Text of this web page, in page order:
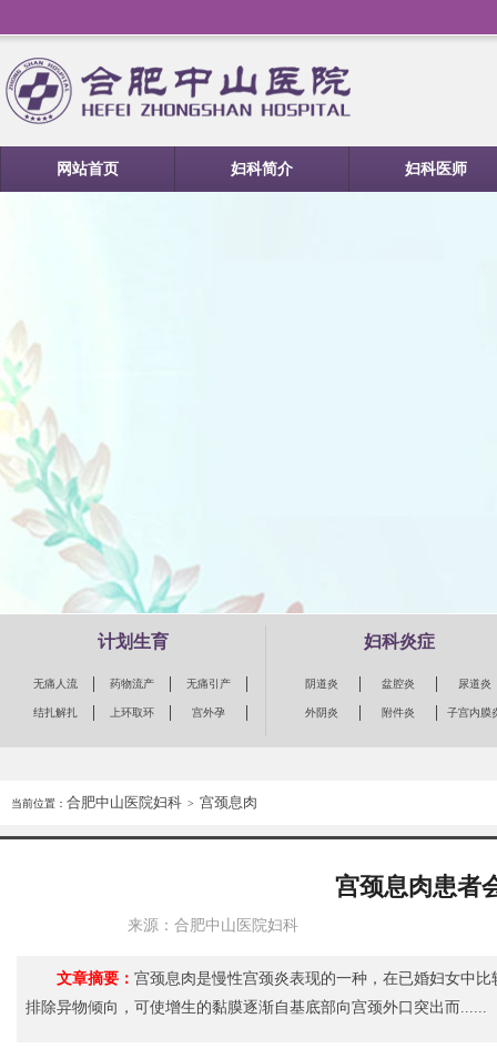
网站首页 妇科简介 妇科医师
计划生育
无痛人流 药物流产 无痛引产
结扎解扎 上环取环 宫外孕
妇科炎症
阴道炎 盆腔炎 尿道炎
外阴炎 附件炎 子宫内膜
当前位置： 合肥中山医院妇科 > 宫颈息肉
宫颈息肉患者
来源：合肥中山医院妇科
文章摘要： 宫颈息肉是慢性宫颈炎表现的一种，在已婚妇女中
排除异物倾向，可使增生的黏膜逐渐自基底部向宫颈外口突出而......